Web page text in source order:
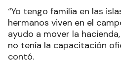
“Yo tengo familia en las
hermanos viven en el
ayudo a mover la
no tenía la capacitación
contó.